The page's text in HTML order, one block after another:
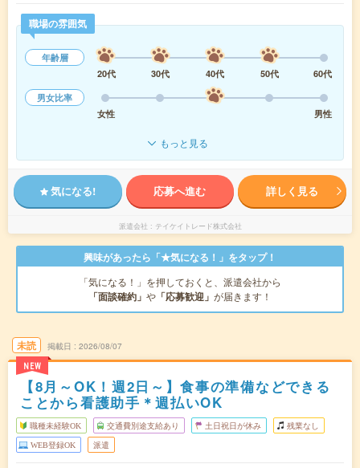
職場の雰囲気
年齢層
20代
30代 40代 50代
60代
男女比率
女性
男性
もっと見る
気になる! 応募へ進む 詳しく見る
派遣会社 テイケイトレード株式会社
興味があったら「★気になる！」をタップ！
「気になる！」を押しておくと、派遣会社から
「面談確約」 や 「応募歓迎」 が届きます！
未読
NEW
掲載日 2026/08/07
【8月～OK！週2日～】食事の準備などできる
ことから看護助手＊週払いOK
職種未経験OK 交通費別途支給あり 土日祝日が休み 残業なし
WEB登録OK 派遣